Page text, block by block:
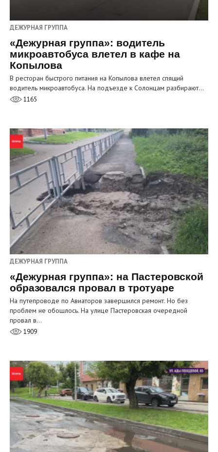
ДЕЖУРНАЯ ГРУППА
«Дежурная группа»: водитель
микроавтобуса влетел в кафе на
Копылова
В ресторан быстрого питания на Копылова влетел спящий
водитель микроавтобуса. На подъезде к Солонцам разбирают…
1165
ДЕЖУРНАЯ ГРУППА
«Дежурная группа»: на Пастеровской
образовался провал в тротуаре
На путепроводе по Авиаторов завершился ремонт. Но без
проблем не обошлось. На улице Пастеровская очередной
провал в…
1909